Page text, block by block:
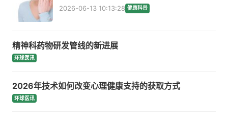
2026-06-13 10:13:28 健康科普
精神科药物研发管线的新进展
环球医讯
2026年技术如何改变心理健康支持的获取方式
环球医讯